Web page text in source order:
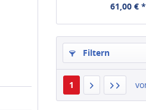
61,00 € *
Filtern
1